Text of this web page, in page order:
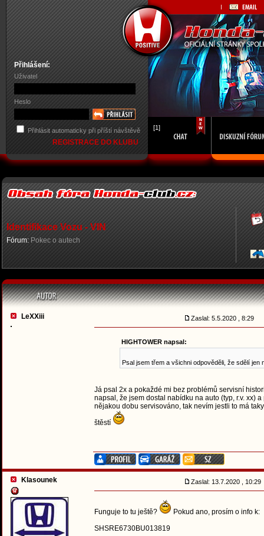
Přihlášení:
Uživatel
Heslo
Přihlásit automaticky při příští návštěvě
REGISTRACE DO KLUBU
[1]
Identifikace Vozu - VIN
Fórum: Pokec o autech
LeXXiii Zaslal: 5.5.2020 , 8:29
HIGHTOWER napsal:
Psal jsem třem a všichni odpověděli, že sdělí jen
Já psal 2x a pokaždé mi bez problémů servisní
napsal, že jsem dostal nabídku na auto (typ, r.v. xx)
nějakou dobu servisováno, tak nevím jestli to má
štěstí
Klasounek Zaslal: 13.7.2020 , 10:29
Funguje to tu ještě?
Pokud ano, prosím o info k:
SHSRE6730BU013819